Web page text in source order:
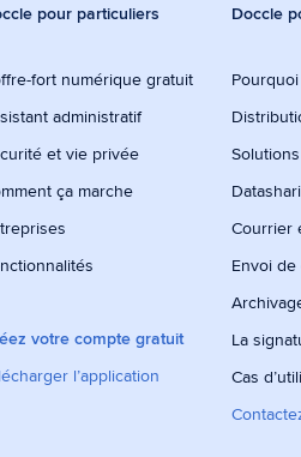
pour particuliers
fort numérique gratuit
administratif
et vie privée
ça marche
votre compte gratuit
l’application
Doccle
Courrier
Envoi
La
Cas